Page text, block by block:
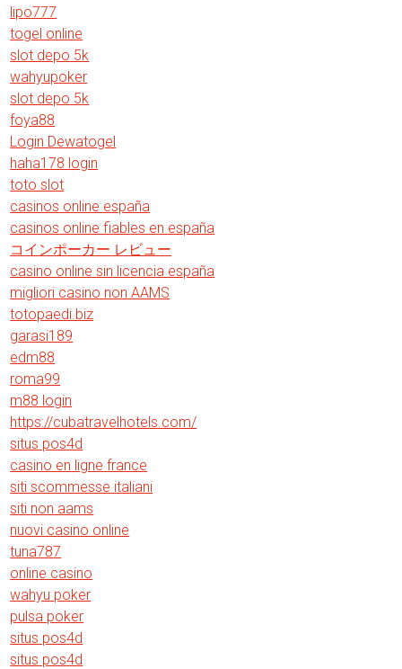
lipo777
togel online
slot depo 5k
wahyupoker
slot depo 5k
foya88
Login Dewatogel
haha178 login
toto slot
casinos online españa
casinos online fiables en españa
コインポーカー レビュー
casino online sin licencia españa
migliori casino non AAMS
totopaedi.biz
garasi189
edm88
roma99
m88 login
https://cubatravelhotels.com/
situs pos4d
casino en ligne france
siti scommesse italiani
siti non aams
nuovi casino online
tuna787
online casino
wahyu poker
pulsa poker
situs pos4d
situs pos4d